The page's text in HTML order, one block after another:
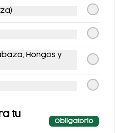
ENCHILADAS +
REFRESCO
Hongos y
tu
Obligatorio